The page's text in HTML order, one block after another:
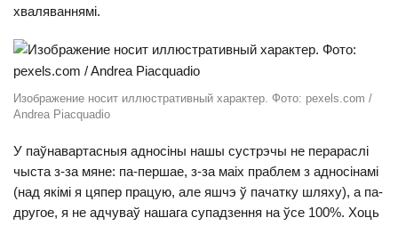
хваляваннямі.
Изображение носит иллюстративный характер. Фото: pexels.com /
Andrea Piacquadio
У паўнавартасныя адносіны нашы сустрэчы не перараслі
чыста з-за мяне: па-першае, з-за маіх праблем з адносінамі
(над якімі я цяпер працую, але яшчэ ў пачатку шляху), а па-
другое, я не адчуваў нашага супадзення на ўсе 100%. Хоць